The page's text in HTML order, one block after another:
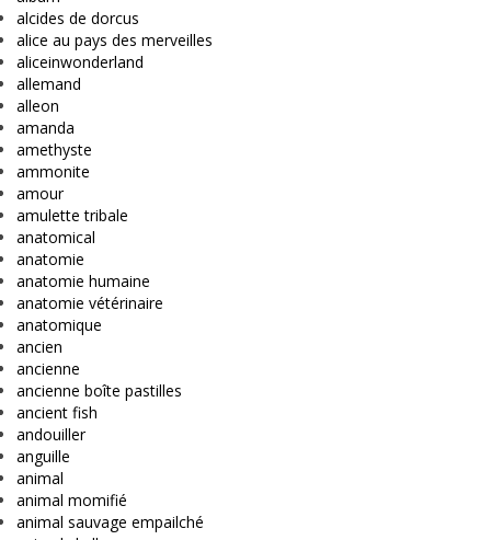
alcides de dorcus
alice au pays des merveilles
aliceinwonderland
allemand
alleon
amanda
amethyste
ammonite
amour
amulette tribale
anatomical
anatomie
anatomie humaine
anatomie vétérinaire
anatomique
ancien
ancienne
ancienne boîte pastilles
ancient fish
andouiller
anguille
animal
animal momifié
animal sauvage empailché